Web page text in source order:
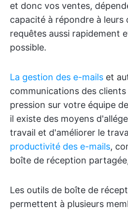
et donc vos ventes,
capacité à répondre à leurs
requêtes aussi rapidement
possible.
La gestion des e-mails et
communications des
pression sur votre équipe
il existe des moyens
travail et d'améliorer le
productivité des e-mails,
boîte de réception
Les outils de boîte de
permettent à plusieurs